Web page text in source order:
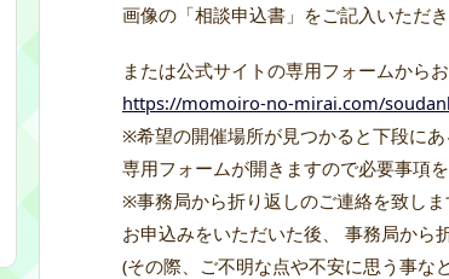
画像の「相談申込書」をご記入いただ
または公式サイトの専用フォームから
https://momoiro-no-mirai.com/
※希望の開催場所が見つかると下段に
専用フォームが開きますので必要事項
※事務局から折り返しのご連絡を致しま
お申込みをいただいた後、 事務局から
(その際、ご不明な点や不安に思う事な